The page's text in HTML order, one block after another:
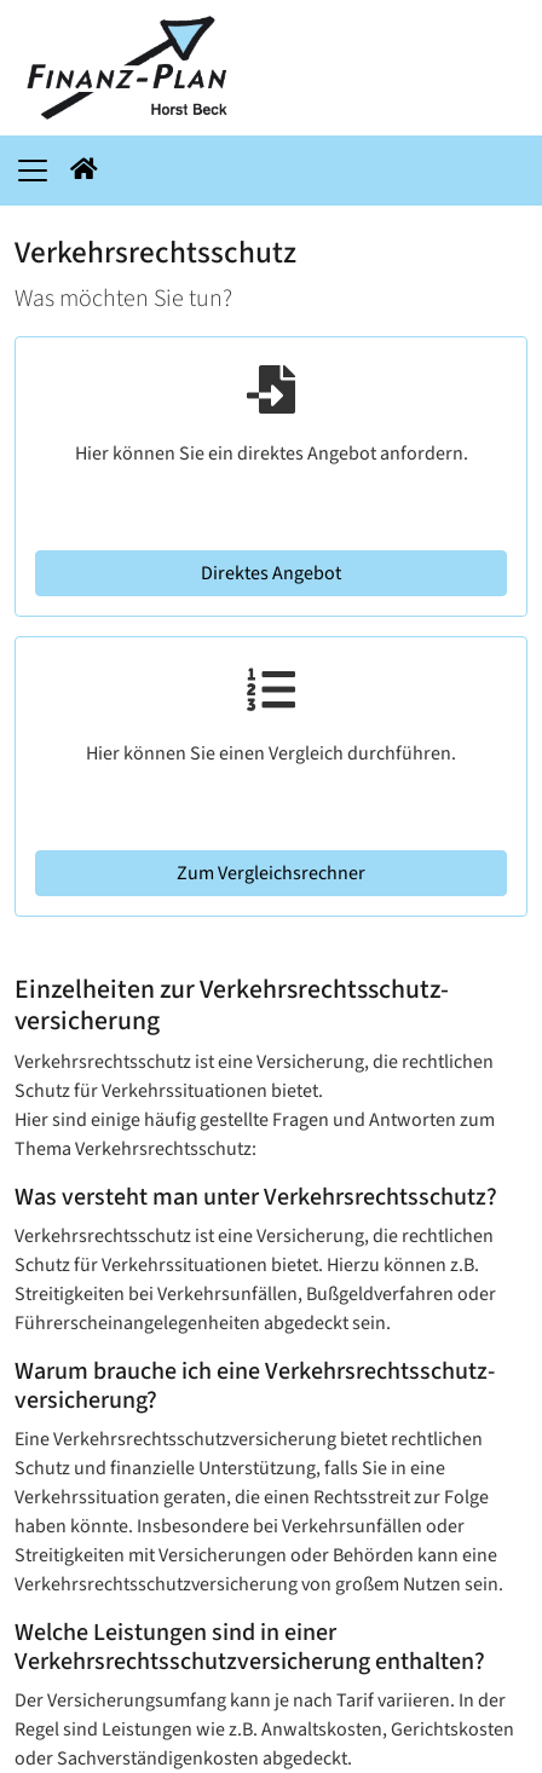
Verkehrsrechtsschutz
Was möchten Sie tun?
Hier können Sie ein direktes Angebot anfordern.
Direktes Angebot
Hier können Sie einen Vergleich durchführen.
Zum Vergleichsrechner
Einzelheiten zur Verkehrsrechtsschutz­
versicherung
Verkehrsrechtsschutz ist eine Versicherung, die rechtlichen
Schutz für Verkehrssituationen bietet.
Hier sind einige häufig gestellte Fragen und Antworten zum
Thema Verkehrsrechtsschutz:
Was versteht man unter Verkehrsrechtsschutz?
Verkehrsrechtsschutz ist eine Versicherung, die rechtlichen
Schutz für Verkehrssituationen bietet. Hierzu können z.B.
Streitigkeiten bei Verkehrsunfällen, Bußgeldverfahren oder
Führerscheinangelegenheiten abgedeckt sein.
Warum brauche ich eine Verkehrsrechtsschutz­
versicherung?
Eine Verkehrsrechtsschutz­versicherung bietet rechtlichen
Schutz und finanzielle Unterstützung, falls Sie in eine
Verkehrssituation geraten, die einen Rechtsstreit zur Folge
haben könnte. Insbesondere bei Verkehrsunfällen oder
Streitigkeiten mit Versicherungen oder Behörden kann eine
Verkehrsrechtsschutzversicherung von großem Nutzen sein.
Welche Leistungen sind in einer
Verkehrsrechtsschutz­versicherung enthalten?
Der Versicherungsumfang kann je nach Tarif variieren. In der
Regel sind Leistungen wie z.B. Anwaltskosten, Gerichtskosten
oder Sachverständigenkosten abgedeckt.